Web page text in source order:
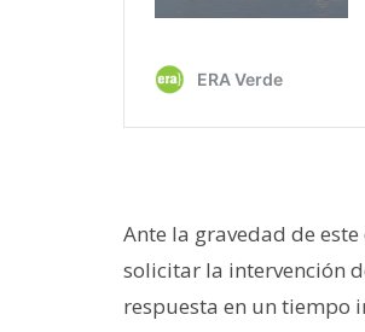
Ante la gravedad de
solicitar la intervención
respuesta en un tiempo